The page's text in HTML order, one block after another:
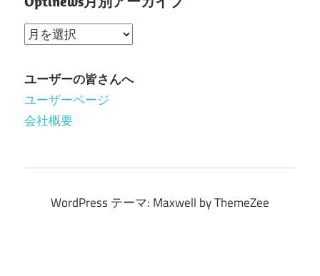
Optinews
別
ア
ー
ユーザーの皆さんへ
ユーザーページ
会社概要
WordPress テーマ: Maxwell by ThemeZee